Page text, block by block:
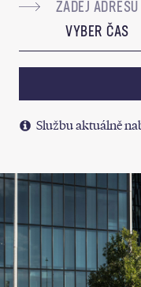
VYBER ČAS
Službu aktuálně